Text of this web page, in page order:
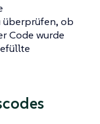
überprüfen, ob
Code wurde